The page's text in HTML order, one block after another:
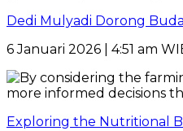
Dedi Mulyadi Dorong
6 Januari 2026 | 4:51 am
Exploring the Nutritional